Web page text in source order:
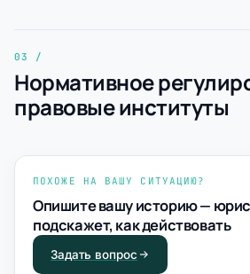
Нормативное
правовые институты
ПОХОЖЕ НА ВАШУ СИТУАЦИЮ?
Опишите вашу историю —
подскажет, как действовать
Задать вопрос